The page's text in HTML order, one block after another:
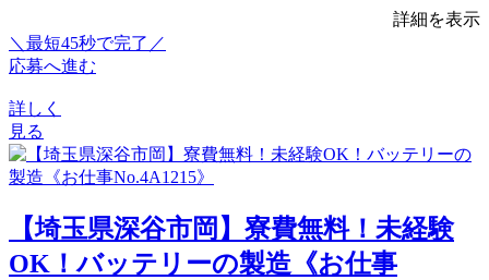
詳細を表示
＼最短45秒で完了／
応募へ進む
詳しく
見る
【埼玉県深谷市岡】寮費無料！未経験
OK！バッテリーの製造《お仕事